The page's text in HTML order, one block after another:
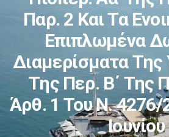
Παρ. 2 Και Τα
Επιπλωμένα
Διαμερίσματα Της
Της Περ. Β΄ Της
Άρθ. 1 Του Ν.
Ιουνίου